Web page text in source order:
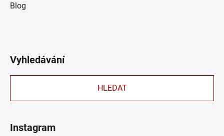
Blog
Vyhledávání
HLEDAT
Instagram